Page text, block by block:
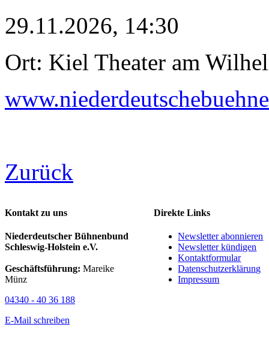
29.11.2026, 14:30
Ort: Kiel Theater am
Zurück
Kontakt zu uns
Niederdeutscher Bühnenbund
Schleswig-Holstein e.V.
Geschäftsführung: Mareike
Münz
04340 - 40 36 188
E-Mail schreiben
Direkte Links
Newsletter abonnieren
Newsletter kündigen
Kontaktformular
Datenschutzerklärung
Impressum